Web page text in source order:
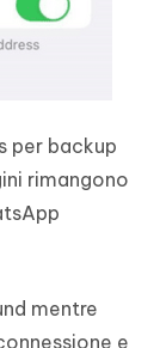
per backup
rimangono
mentre
e